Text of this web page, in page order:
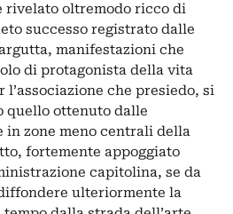
rivelato oltremodo ricco di
successo registrato dalle
manifestazioni che
di protagonista della vita
che presiedo, si
quello ottenuto dalle
in zone meno centrali della
fortemente appoggiato
capitolina, se da
ulteriormente la